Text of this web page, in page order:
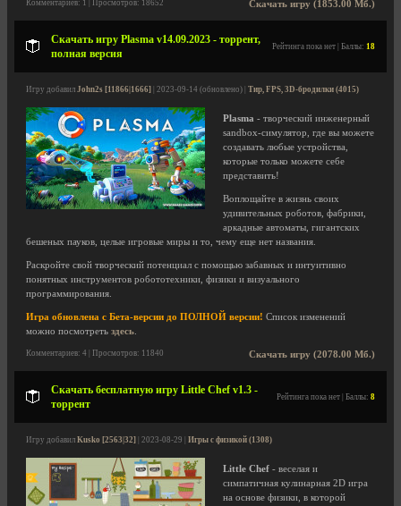
Скачать игру (1853.00 Мб.)
Комментариев: 1 | Просмотров: 18652
Скачать игру Plasma v14.09.2023 - торрент,
полная версия
Рейтинга пока нет | Баллы: 18
Игру добавил John2s [11866|1666] | 2023-09-14 (обновлено) | Тир, FPS, 3D-бродилки (4015)
Plasma - творческий инженерный
sandbox-симулятор, где вы можете
создавать любые устройства,
которые только можете себе
представить!
Воплощайте в жизнь своих
удивительных роботов, фабрики,
аркадные автоматы, гигантских
бешеных пауков, целые игровые миры и то, чему еще нет названия.
Раскройте свой творческий потенциал с помощью забавных и интуитивно
понятных инструментов робототехники, физики и визуального
программирования.
Игра обновлена с Бета-версии до ПОЛНОЙ версии! Список изменений
можно посмотреть здесь
Скачать игру (2078.00 Мб.)
Комментариев: 4 | Просмотров: 11840
Скачать бесплатную игру Little Chef v1.3 -
торрент
Рейтинга пока нет | Баллы: 8
Игру добавил Kusko [2563|32] | 2023-08-29 | Игры с физикой (1308)
Little Chef - веселая и
симпатичная кулинарная 2D игра
на основе физики, в которой